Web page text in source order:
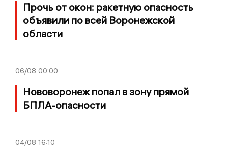
Прочь от окон: ракетную опасность
объявили по всей Воронежской
области
06/08 00:00
Нововоронеж попал в зону прямой
БПЛА-опасности
04/08 16:10